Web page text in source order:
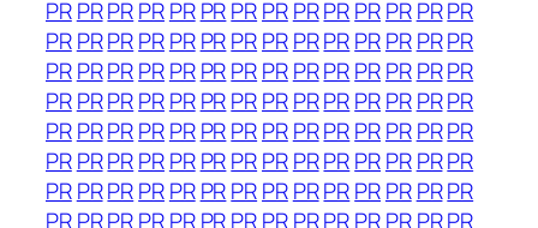
PRPRPRPRPR PRPRPRPRPRPRPR PRPR
PRPRPRPRPR PRPRPRPRPRPRPR PRPR
PRPRPRPRPR PRPRPRPRPRPRPR PRPR
PRPRPRPRPR PRPRPRPRPRPRPR PRPR
PRPRPRPRPR PRPRPRPRPRPRPR PRPR
PRPRPRPRPR PRPRPRPRPRPRPR PRPR
PRPRPRPRPR PRPRPRPRPRPRPR PRPR
PRPRPRPRPR PRPRPRPRPRPRPR PRPR